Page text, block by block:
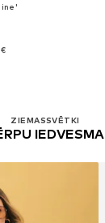
€
ZIEMASSVĒTKI
IEDVESMA